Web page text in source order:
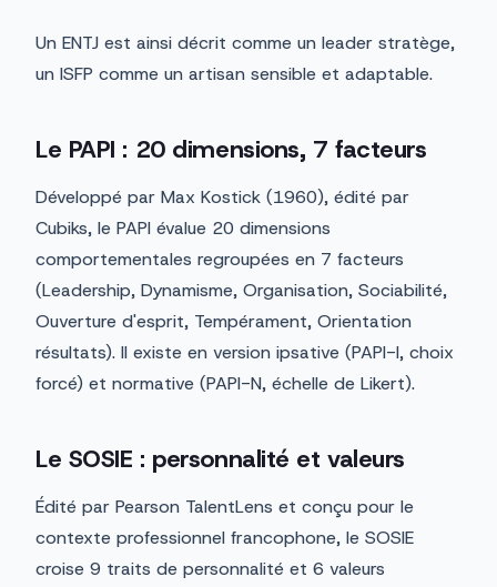
Un ENTJ est ainsi décrit comme un leader stratège,
un ISFP comme un artisan sensible et adaptable.
Le PAPI : 20 dimensions, 7 facteurs
Développé par Max Kostick (1960), édité par
Cubiks, le PAPI évalue 20 dimensions
comportementales regroupées en 7 facteurs
(Leadership, Dynamisme, Organisation, Sociabilité,
Ouverture d'esprit, Tempérament, Orientation
résultats). Il existe en version ipsative (PAPI-I, choix
forcé) et normative (PAPI-N, échelle de Likert).
Le SOSIE : personnalité et valeurs
Édité par Pearson TalentLens et conçu pour le
contexte professionnel francophone, le SOSIE
croise 9 traits de personnalité et 6 valeurs